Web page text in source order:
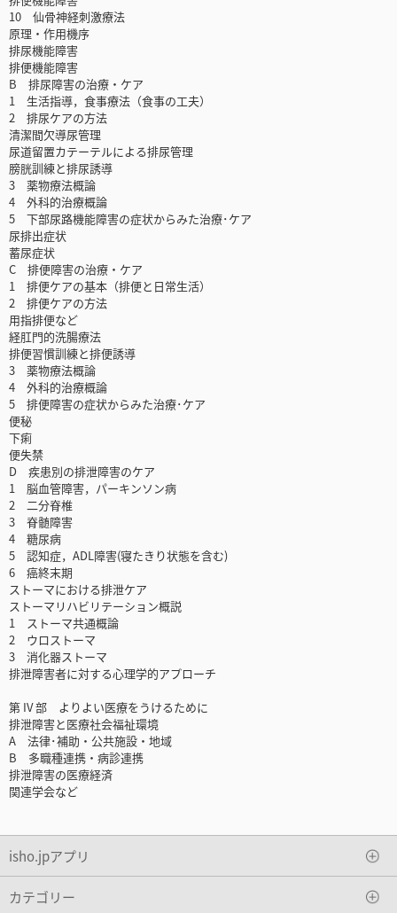
10 仙骨神経刺激療法
原理・作用機序
排尿機能障害
排便機能障害
B 排尿障害の治療・ケア
1 生活指導，食事療法（食事の工夫）
2 排尿ケアの方法
清潔間欠導尿管理
尿道留置カテーテルによる排尿管理
膀胱訓練と排尿誘導
3 薬物療法概論
4 外科的治療概論
5 下部尿路機能障害の症状からみた治療･ケア
尿排出症状
蓄尿症状
C 排便障害の治療・ケア
1 排便ケアの基本（排便と日常生活）
2 排便ケアの方法
用指排便など
経肛門的洗腸療法
排便習慣訓練と排便誘導
3 薬物療法概論
4 外科的治療概論
5 排便障害の症状からみた治療･ケア
便秘
下痢
便失禁
D 疾患別の排泄障害のケア
1 脳血管障害，パーキンソン病
2 二分脊椎
3 脊髄障害
4 糖尿病
5 認知症，ADL障害(寝たきり状態を含む)
6 癌終末期
ストーマにおける排泄ケア
ストーマリハビリテーション概説
1 ストーマ共通概論
2 ウロストーマ
3 消化器ストーマ
排泄障害者に対する心理学的アプローチ
第 IV 部 よりよい医療をうけるために
排泄障害と医療社会福祉環境
A 法律･補助・公共施設・地域
B 多職種連携・病診連携
排泄障害の医療経済
関連学会など
isho.jpアプリ
カテゴリー